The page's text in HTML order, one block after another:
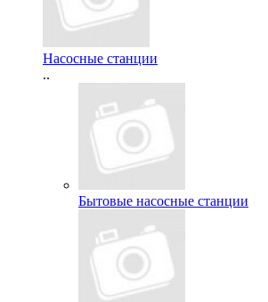
Насосные станции
..
Бытовые насосные станции